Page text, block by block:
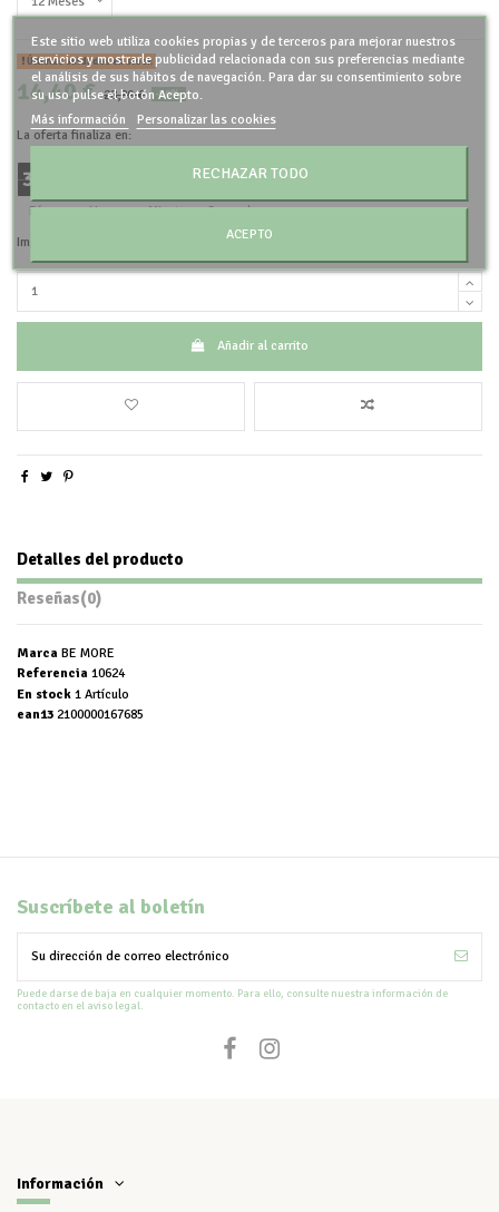
Últimas unidades en stock
14,40 €28,80 € -50%
La oferta finaliza en:
3
Días Horas Minutos
: 0 0
Segundos
Impuestos incluidos
Añadir al carrito
Detalles del producto
Reseñas(0)
Marca BE MORE
Referencia 10624
En stock 1 Artículo
ean13 2100000167685
Suscríbete al boletín
Puede darse de baja en cualquier momento. Para ello, consulte nuestra información de
contacto en el aviso legal.
Información
Este sitio web utiliza cookies propias y de terceros para mejorar nuestros
servicios y mostrarle publicidad relacionada con sus preferencias mediante
el análisis de sus hábitos de navegación. Para dar su consentimiento sobre
su uso pulse el botón Acepto.
Más información
Personalizar las cookies
RECHAZAR TODO
ACEPTO